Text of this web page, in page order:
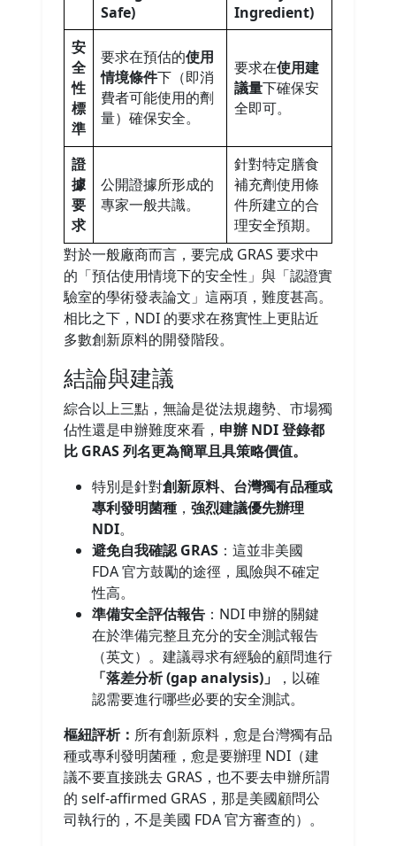
Safe)
Ingredient)
安
全
性
標
準
要求在預估的使用
情境條件下（即消
費者可能使用的劑
量）確保安全。
要求在使用建
議量下確保安
全即可。
證
據
要
求
公開證據所形成的
專家一般共識。
針對特定膳食
補充劑使用條
件所建立的合
理安全預期。
對於一般廠商而言，要完成 GRAS 要求中
的「預估使用情境下的安全性」與「認證實
驗室的學術發表論文」這兩項，難度甚高。
相比之下，NDI 的要求在務實性上更貼近
多數創新原料的開發階段。
結論與建議
綜合以上三點，無論是從法規趨勢、市場獨
佔性還是申辦難度來看， 申辦 NDI 登錄都
比 GRAS 列名更為簡單且具策略價值。
特別是針對創新原料、台灣獨有品種或
專利發明菌種 ， 強烈建議優先辦理
NDI。
避免自我確認 GRAS ：這並非美國
FDA 官方鼓勵的途徑，風險與不確定
性高。
準備安全評估報告 ：NDI 申辦的關鍵
在於準備完整且充分的安全測試報告
（英文）。建議尋求有經驗的顧問進行
「落差分析 (gap analysis)」
，以確
認需要進行哪些必要的安全測試。
樞紐評析： 所有創新原料，愈是台灣獨有品
種或專利發明菌種，愈是要辦理 NDI（建
議不要直接跳去 GRAS，也不要去申辦所謂
的 self-affirmed GRAS，那是美國顧問公
司執行的，不是美國 FDA 官方審查的）。